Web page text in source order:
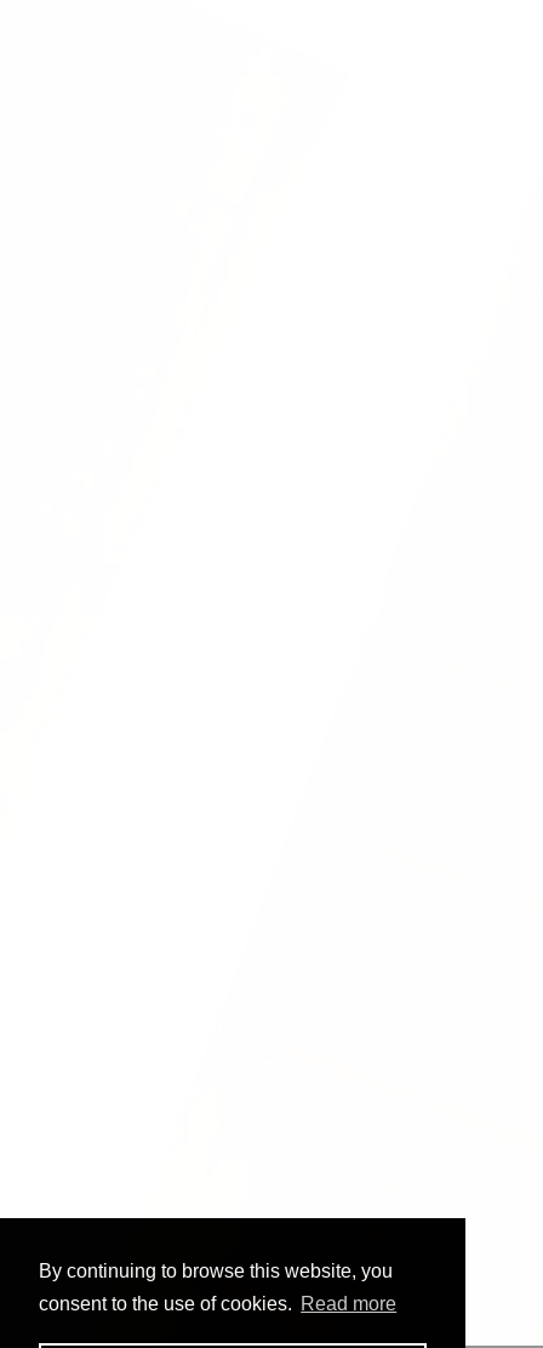
By continuing to browse this website, you
consent to the use of cookies. Read more